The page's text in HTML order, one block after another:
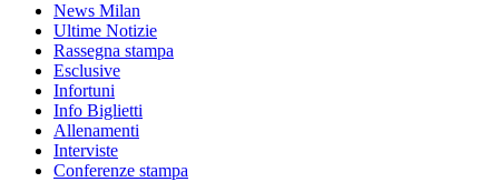
News Milan
Ultime Notizie
Rassegna stampa
Esclusive
Infortuni
Info Biglietti
Allenamenti
Interviste
Conferenze stampa